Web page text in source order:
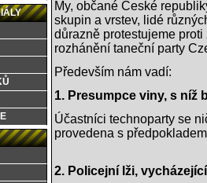
My, občané České
skupin a vrstev, lidé
důrazně protestujeme
rozhánění taneční party
Především nám vadí:
1. Presumpce viny, s níž
Účastníci technoparty se
provedena s
2. Policejní lži,